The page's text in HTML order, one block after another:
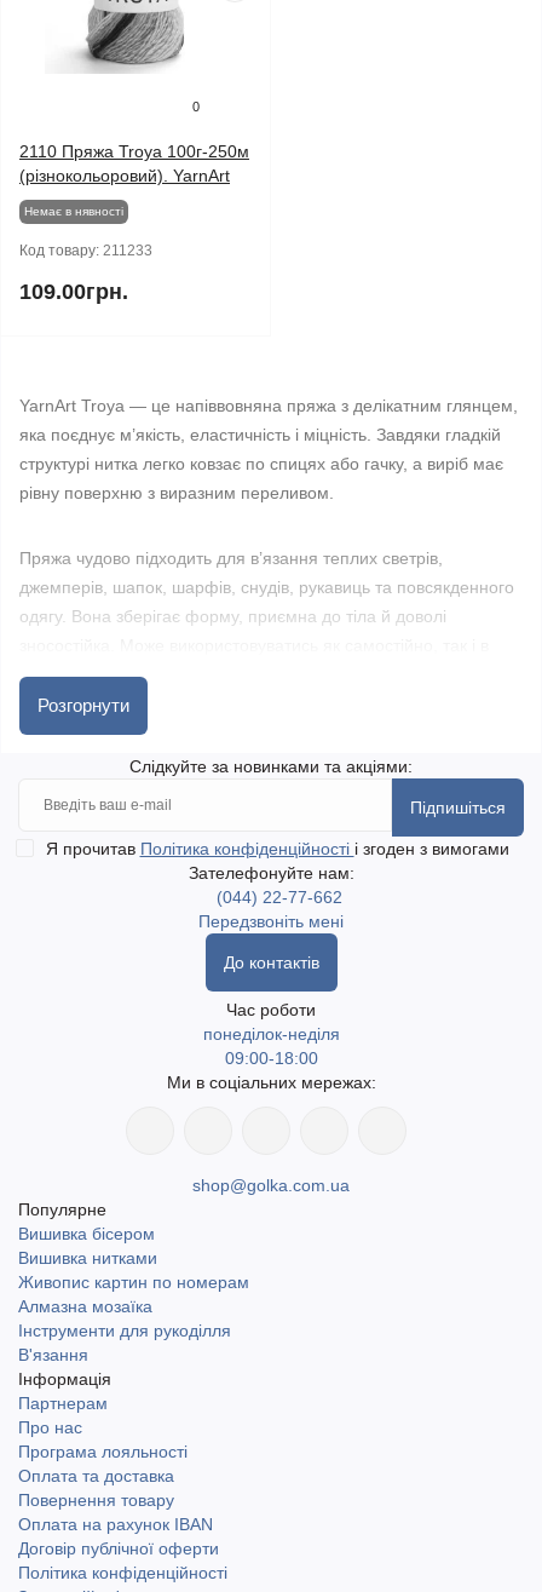
0
2110 Пряжа Troya 100г-250м
(різнокольоровий). YarnArt
Немає в нявності
Код товару: 211233
109.00грн.
YarnArt Troya — це напіввовняна пряжа з делікатним глянцем,
яка поєднує м’якість, еластичність і міцність. Завдяки гладкій
структурі нитка легко ковзає по спицях або гачку, а виріб має
рівну поверхню з виразним переливом.
Пряжа чудово підходить для в’язання теплих светрів,
джемперів, шапок, шарфів, снудів, рукавиць та повсякденного
одягу. Вона зберігає форму, приємна до тіла й доволі
поєднанні з іншими типами пряжі для створення декоративних
ефектів.
У магазині golka.com.ua ви знайдете YarnArt Troya у різних
відтінках. Оформити замовлення можна онлайн з доставкою
Укрпоштою. Доступний самовивіз у місті Одеса.
Розгорнути
Слідкуйте за новинками та акціями:
Підпишіться
Я прочитав Політика конфіденційності і згоден з вимогами
Зателефонуйте нам:
(044) 22-77-662
Передзвоніть мені
До контактів
Час роботи
понеділок-неділя
09:00-18:00
Ми в соціальних мережах:
shop@golka.com.ua
Популярне
Вишивка бісером
Вишивка нитками
Живопис картин по номерам
Алмазна мозаїка
Інструменти для рукоділля
В'язання
Інформація
Партнерам
Про нас
Програма лояльності
Оплата та доставка
Повернення товару
Оплата на рахунок IBAN
Договір публічної оферти
Політика конфіденційності